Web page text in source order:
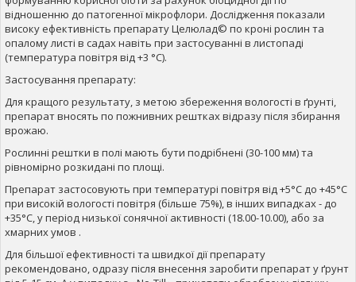
відношенню до патогенної мікрофлори. Дослідження показали
високу ефективність препарату Целюлад© по кроні рослин та
опалому листі в садах навіть при застосуванні в листопаді
(температура повітря від +3 °С).
Застосування препарату:
Для кращого результату, з метою збереження вологості в ґрунті,
препарат вносять по пожнивних рештках відразу після збирання
врожаю.
Рослинні рештки в полі мають бути подрібнені (30-100 мм) та
рівномірно розкидані по площі.
Препарат застосовують при температурі повітря від +5°С до +45°С
при високій вологості повітря (більше 75%), в інших випадках - до
+35°С, у період низької сонячної активності (18.00-10.00), або за
хмарних умов .
Для більшої ефективності та швидкої дії препарату
рекомендовано, одразу після внесення заробити препарат у ґрунт